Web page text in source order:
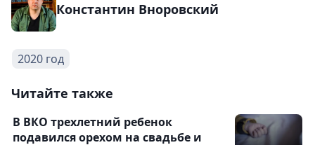
Константин Вноровский
2020 год
Читайте также
В ВКО трехлетний ребенок
подавился орехом на свадьбе и